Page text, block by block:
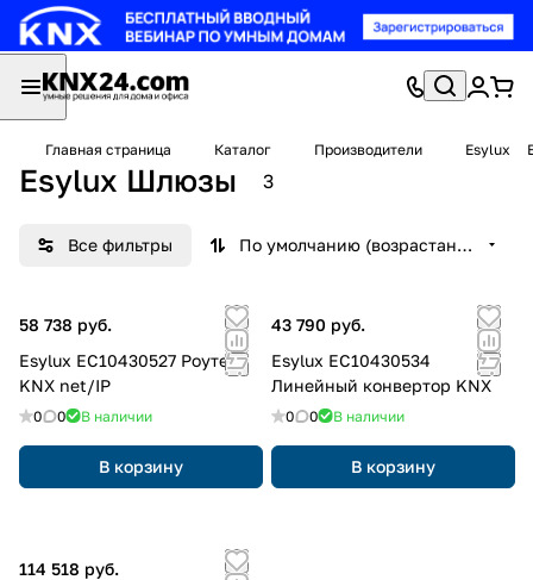
Главная страница Каталог Производители Esylux
Esylux Шлюзы 3
Все фильтры По умолчанию (возрастание)
58 738 руб.
Esylux EC10430527 Роутер
KNX net/IP
0 0 В наличии
В корзину
43 790 руб.
Esylux EC10430534
Линейный конвертор KNX
0 0 В наличии
В корзину
114 518 руб.